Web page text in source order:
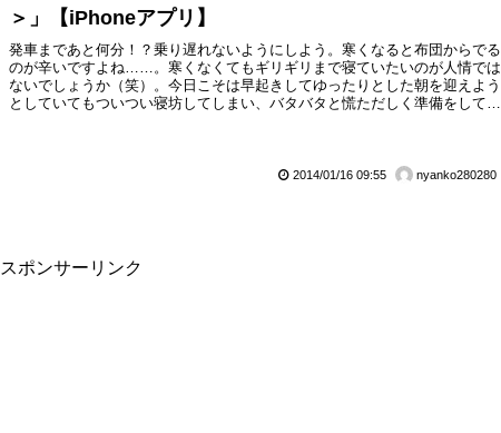
＞」【iPhoneアプリ】
発車まであと何分！？乗り遅れないようにしよう。寒くなると布団からでる
のが辛いですよね……。寒くなくてもギリギリまで寝ていたいのが人情では
ないでしょうか（笑）。今日こそは早起きしてゆったりとした朝を迎えよう
としていてもついつい寝坊してしまい、バタバタと慌ただしく準備をして目
2014/01/16 09:55 nyanko280280
スポンサーリンク